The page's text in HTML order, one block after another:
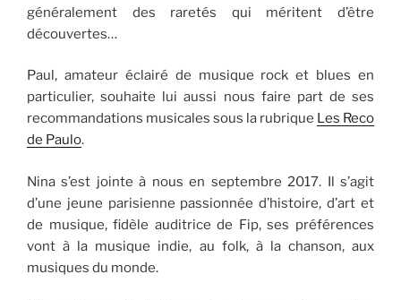
généralement des raretés qui méritent d’être
découvertes…
Paul, amateur éclairé de musique rock et blues en
particulier, souhaite lui aussi nous faire part de ses
recommandations musicales sous la rubrique Les Reco
de Paulo.
Nina s’est jointe à nous en septembre 2017. Il s’agit
d’une jeune parisienne passionnée d’histoire, d’art et
de musique, fidèle auditrice de Fip, ses préférences
vont à la musique indie, au folk, à la chanson, aux
musiques du monde.